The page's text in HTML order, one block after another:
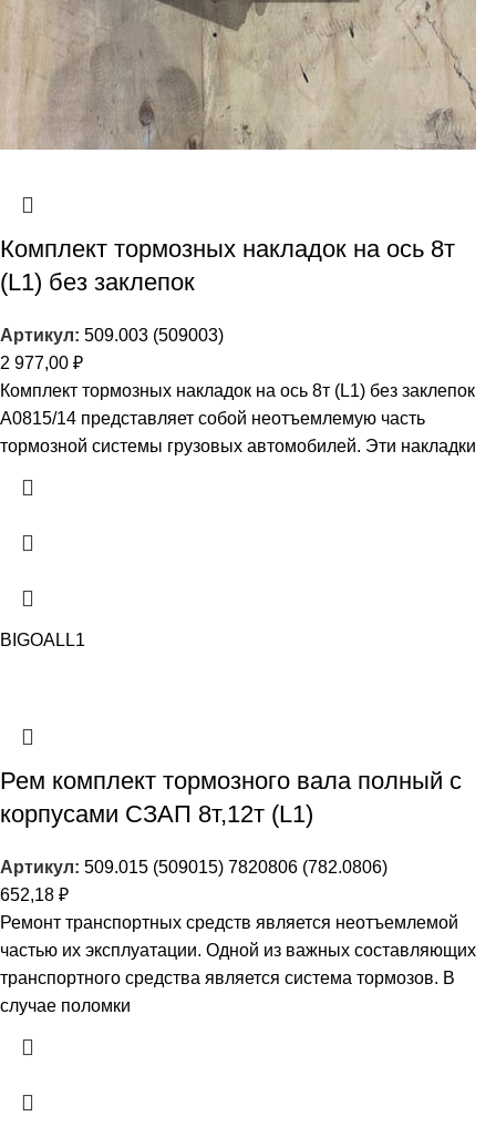
Комплект тормозных накладок на ось 8т
(L1) без заклепок
Артикул: 509.003 (509003)
2 977,00 ₽
Комплект тормозных накладок на ось 8т (L1) без заклепок
A0815/14 представляет собой неотъемлемую часть
тормозной системы грузовых автомобилей. Эти накладки
BIGOAL L1
Рем комплект тормозного вала полный с
корпусами СЗАП 8т,12т (L1)
Артикул: 509.015 (509015) 7820806 (782.0806)
652,18 ₽
Ремонт транспортных средств является неотъемлемой
частью их эксплуатации. Одной из важных составляющих
транспортного средства является система тормозов. В
случае поломки